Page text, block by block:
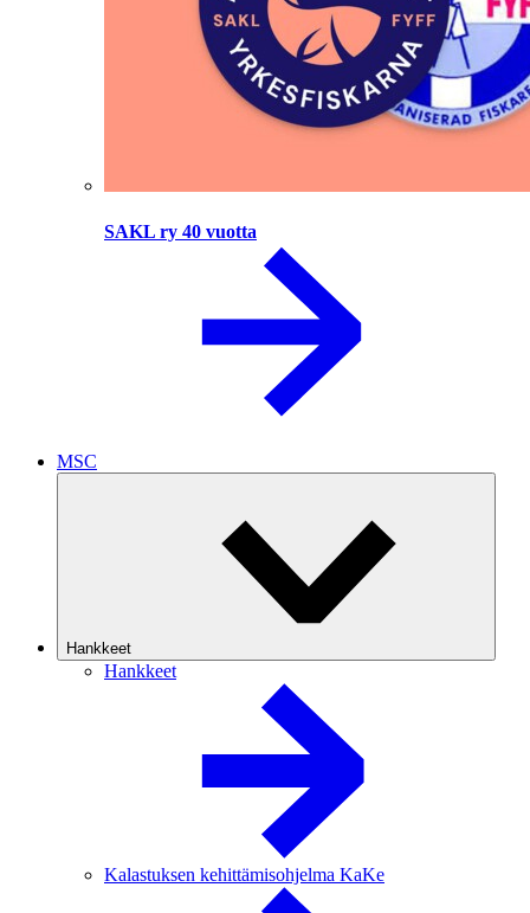
SAKL ry 40 vuotta
MSC
Hankkeet
Hankkeet
Kalastuksen kehittämisohjelma KaKe